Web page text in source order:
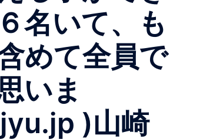
名いて、も
めて全員で
いま
)山崎